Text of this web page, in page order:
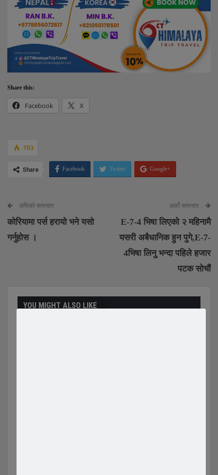
Share this:
Facebook X
703
Share Facebook Twitter Google+
अघिको समाचार
कोरियामा पर्स हरायो भने यसो
गर्नुहोस ।
अर्को समाचार
E-7-4 भिषा लिएको २ महिनामै
यसरी अबैधानिक हुन पुगे,E-7-
4भिषा लिनु भन्दा पहिले हजार
पटक सोचौं
YOU MIGHT ALSO LIKE